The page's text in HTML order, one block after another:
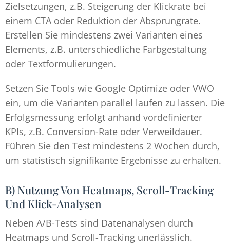
Zielsetzungen, z.B. Steigerung der Klickrate bei
einem CTA oder Reduktion der Absprungrate.
Erstellen Sie mindestens zwei Varianten eines
Elements, z.B. unterschiedliche Farbgestaltung
oder Textformulierungen.
Setzen Sie Tools wie Google Optimize oder VWO
ein, um die Varianten parallel laufen zu lassen. Die
Erfolgsmessung erfolgt anhand vordefinierter
KPIs, z.B. Conversion-Rate oder Verweildauer.
Führen Sie den Test mindestens 2 Wochen durch,
um statistisch signifikante Ergebnisse zu erhalten.
B) Nutzung Von Heatmaps, Scroll-Tracking
Und Klick-Analysen
Neben A/B-Tests sind Datenanalysen durch
Heatmaps und Scroll-Tracking unerlässlich.